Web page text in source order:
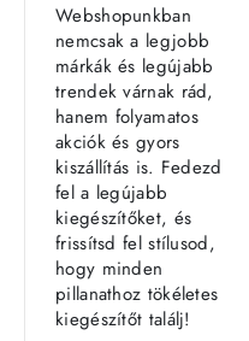
Webshopunkban
nemcsak a legjobb
márkák és legújabb
trendek várnak rád,
hanem folyamatos
akciók és gyors
kiszállítás is. Fedezd
fel a legújabb
kiegészítőket, és
frissítsd fel stílusod,
hogy minden
pillanathoz tökéletes
kiegészítőt találj!